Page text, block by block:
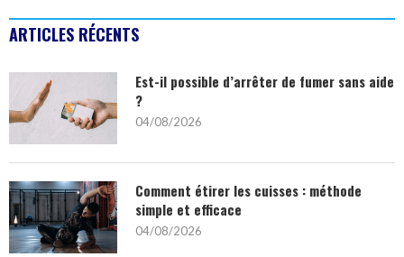
ARTICLES RÉCENTS
Est-il possible d’arrêter de fumer sans aide
?
04/08/2026
Comment étirer les cuisses : méthode
simple et efficace
04/08/2026